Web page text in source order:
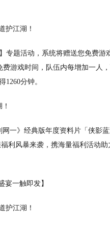
专题活动，系统将赠送您免费游
游戏时间，队伍内每增加一人
分钟。
一》经典版年度资料片「侠影蓝
利风暴来袭，携海量福利活动助
宴一触即发】